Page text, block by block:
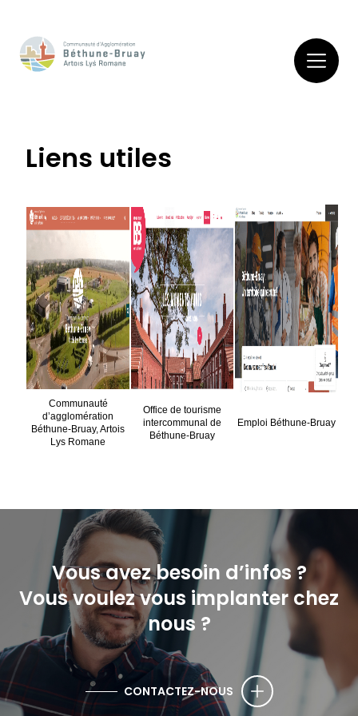
Liens utiles
Communauté
d’agglomération
Béthune-Bruay, Artois
Lys Romane
Office de tourisme
intercommunal de
Béthune-Bruay
Emploi Béthune-Bruay
Vous avez besoin d’infos ?
Vous voulez vous implanter chez
nous ?
CONTACTEZ-NOUS